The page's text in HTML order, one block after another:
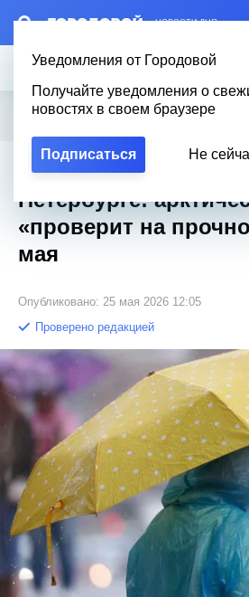
– НОВОСТИ ДНЯ
Уведомления от Городовой
Получайте уведомления о
новостях в своем браузере
Подписаться Не
Новости Эксклюзив Вопросы о
Городовой Новости Петербурга / Снег у
Снег у соседей и +20 в
Петербурге:
«проверит на
мая
Опубликовано: 25 мая 2026 12:05
Проверено редакцией